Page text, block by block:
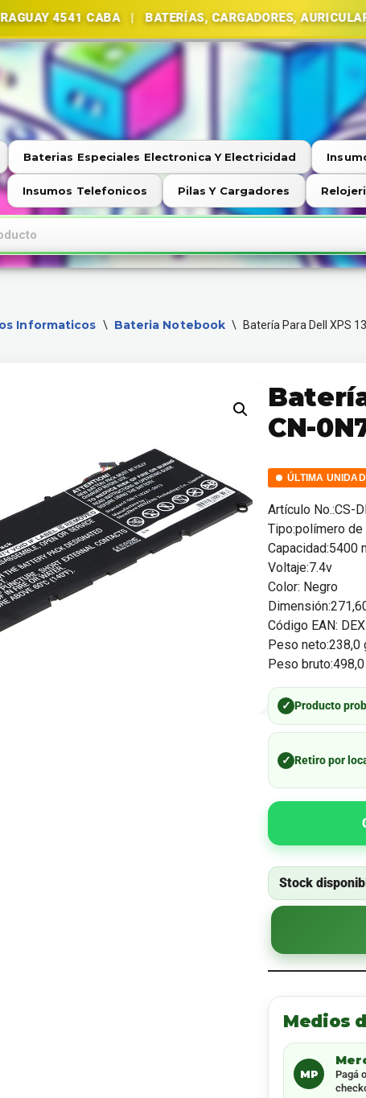
| BATERÍAS, CARGADORES, AURICULARES E
Baterias Especiales Electronica Y Electricidad
Insumos Telefonicos Pilas Y Cargadores
Informaticos \ Bateria Notebook \ Batería Para Dell XPS
CN-
ÚLTIMA UNIDAD
Artículo No.:CS-
Tipo:polímero
Capacidad:5400
Voltaje:7.4v
Color: Negro
Código EAN:
Peso neto:238,0
Peso
✓ Producto
✓ Retiro por
Stock
Medios
MP
Pagá